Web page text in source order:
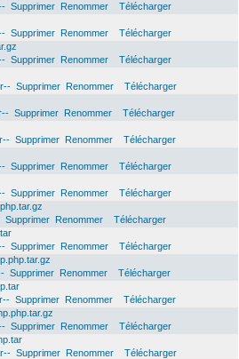
Supprimer Renommer
Télécharger
Supprimer Renommer
Télécharger
Supprimer Renommer
Télécharger
Supprimer Renommer
Télécharger
Supprimer Renommer
Télécharger
Supprimer Renommer
Télécharger
Supprimer Renommer
Télécharger
Supprimer Renommer
Télécharger
Supprimer Renommer
Télécharger
Supprimer Renommer
Télécharger
Supprimer Renommer
Télécharger
Supprimer Renommer
Télécharger
Supprimer Renommer
Télécharger
Supprimer Renommer
Télécharger